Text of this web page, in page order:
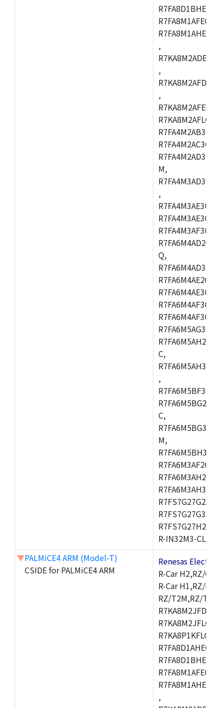
,
,
,
M,
,
Q,
C,
,
C,
M,
R-IN32M3-CL,R-
▼PALMiCE4 ARM (Model-T)
CSIDE for PALMiCE4 ARM
Renesas
R-Car H2,RZ/
R-Car H1,RZ/
RZ/T2M,RZ/
,